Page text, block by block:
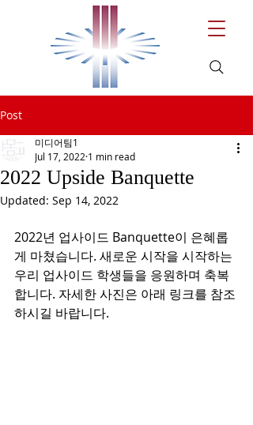
Post
2022 Upside Banquette
미디어팀1
Jul 17, 2022 1 min read
Updated: Sep 14, 2022
2022년 업사이드 Banquette이 은혜롭
게 마쳤습니다. 새로운 시작을 시작하는
우리 업사이드 학생들을 응원하며 축복
합니다. 자세한 사진은 아래 링크를 참조
하시길 바랍니다.